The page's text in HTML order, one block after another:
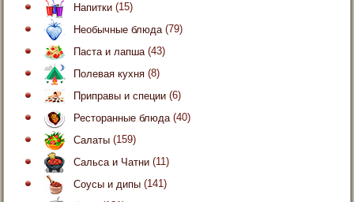
Напитки (15)
Необычные блюда (79)
Паста и лапша (43)
Полевая кухня (8)
Приправы и специи (6)
Ресторанные блюда (40)
Салаты (159)
Сальса и Чатни (11)
Соусы и дипы (141)